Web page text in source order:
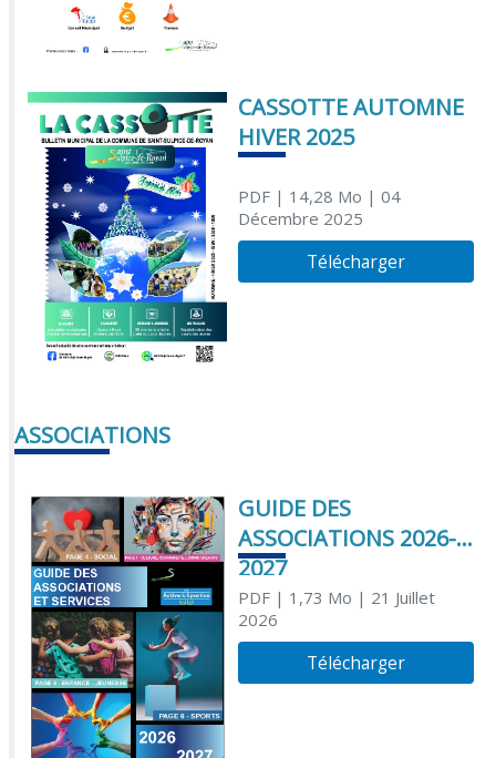
CASSOTTE AUTOMNE
HIVER 2025
PDF| 14,28 Mo | 04
Décembre 2025
Télécharger
ASSOCIATIONS
GUIDE DES
ASSOCIATIONS 2026-
2027
PDF| 1,73 Mo | 21 Juillet
2026
Télécharger